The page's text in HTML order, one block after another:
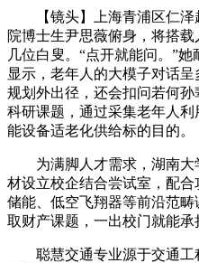
【镜头】上海青浦区仁泽
院博士生尹思薇俯身，将搭
几位白叟。“点开就能问。”
显示，老年人的大模子对话
规划外出径，还会扣问若何
科研课题，通过采集老年人
能设备适老化供给标的目的。
为满脚人才需求，湖南大
材设立校企结合尝试室，配
储能、低空飞翔器等前沿范
取财产课题，一出校门就能承
聪慧交通专业源于交通工